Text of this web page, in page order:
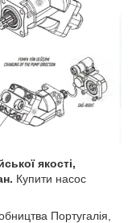
якості,
Купити насос
Португалія,